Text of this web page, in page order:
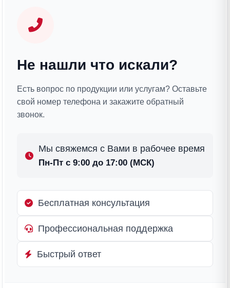
Не нашли что искали?
Есть вопрос по продукции или услугам? Оставьте
свой номер телефона и закажите обратный
звонок.
Мы свяжемся с Вами в рабочее время
Пн-Пт с 9:00 до 17:00 (МСК)
Бесплатная консультация
Профессиональная поддержка
Быстрый ответ